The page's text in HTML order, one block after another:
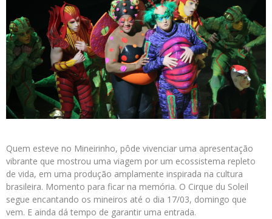
Quem esteve no Mineirinho, pôde vivenciar uma apresentação
vibrante que mostrou uma viagem por um ecossistema repleto
de vida, em uma produção amplamente inspirada na cultura
brasileira. Momento para ficar na memória. O Cirque du Soleil
segue encantando os mineiros até o dia 17/03, domingo que
vem. E ainda dá tempo de garantir uma entrada.